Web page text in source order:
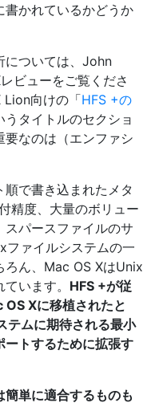
書かれているかどうか
については、John
ビューをご覧くださ
Lion向けの「HFS +の
うタイトルのセクショ
要なのは（エンファシ
で書き込まれたメタ
精度、大量のボリュー
スパースファイルのサ
ファイルシステムの一
ろん、Mac OS XはUnix
います。 HFS +が従
Xに移植されたと
テムに期待される最小
ートするために拡張す
簡単に適合するものも